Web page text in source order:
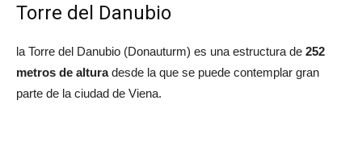
Torre del Danubio
la Torre del Danubio (Donauturm) es una estructura de 252
metros de alturadesde la que se puede contemplar gran
parte de la ciudad de Viena.